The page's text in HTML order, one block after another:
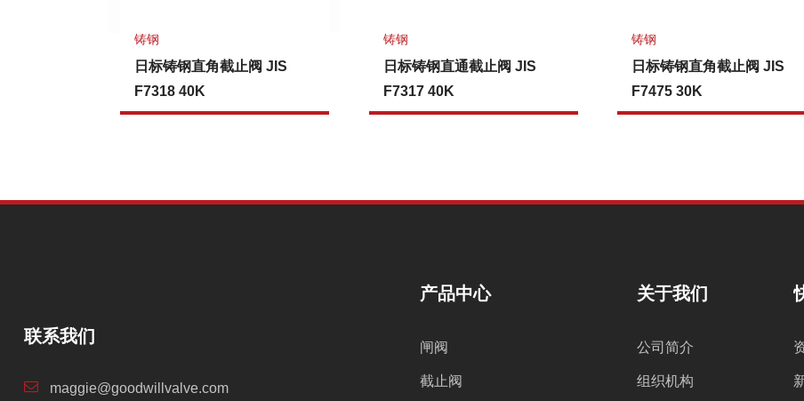
铸钢
日标铸钢直角截止阀 JIS
F7318 40K
铸钢
日标铸钢直通截止阀 JIS
F7317 40K
铸钢
日标铸钢直角截止阀 JIS
F7475 30K
联系我们
maggie@goodwillvalve.com
产品中心
闸阀
截止阀
关于我们
公司简介
组织机构